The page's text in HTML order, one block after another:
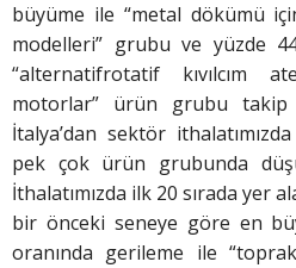
büyüme ile “metal dökümü
modelleri” grubu ve yüzde
“alternatifrotatif kıvılcım
motorlar” ürün grubu takip
İtalya’dan sektör
pek çok ürün grubunda
İthalatımızda ilk 20 sırada yer
bir önceki seneye göre en
oranında gerileme ile